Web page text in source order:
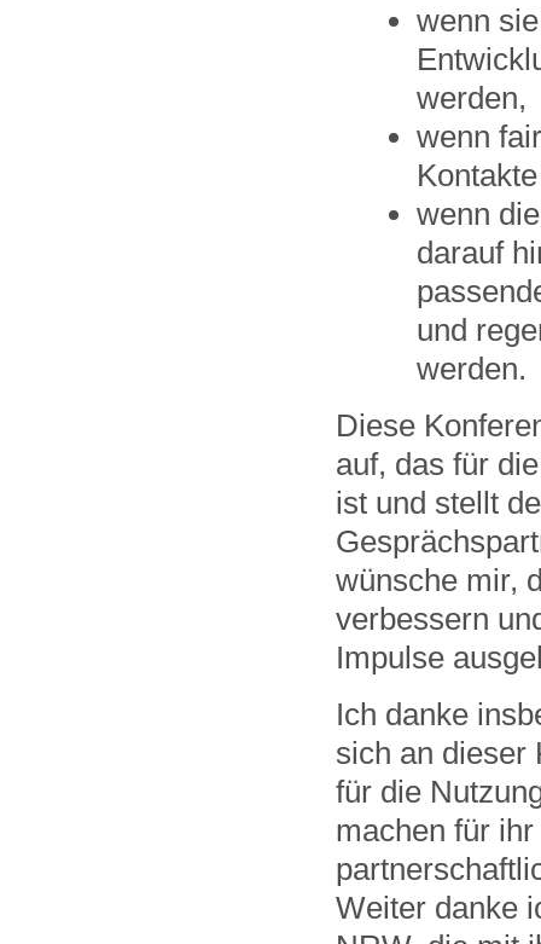
wenn
werden,
wenn
wenn
darauf
und
werden.
Diese
auf, das für
ist und stellt
wünsche mir,
verbessern
Impulse
Ich danke
sich an dieser
für die
machen für
Weiter danke